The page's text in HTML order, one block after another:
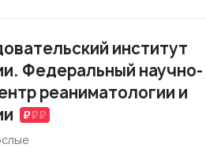
институт
Федеральный научно-
реаниматологии и